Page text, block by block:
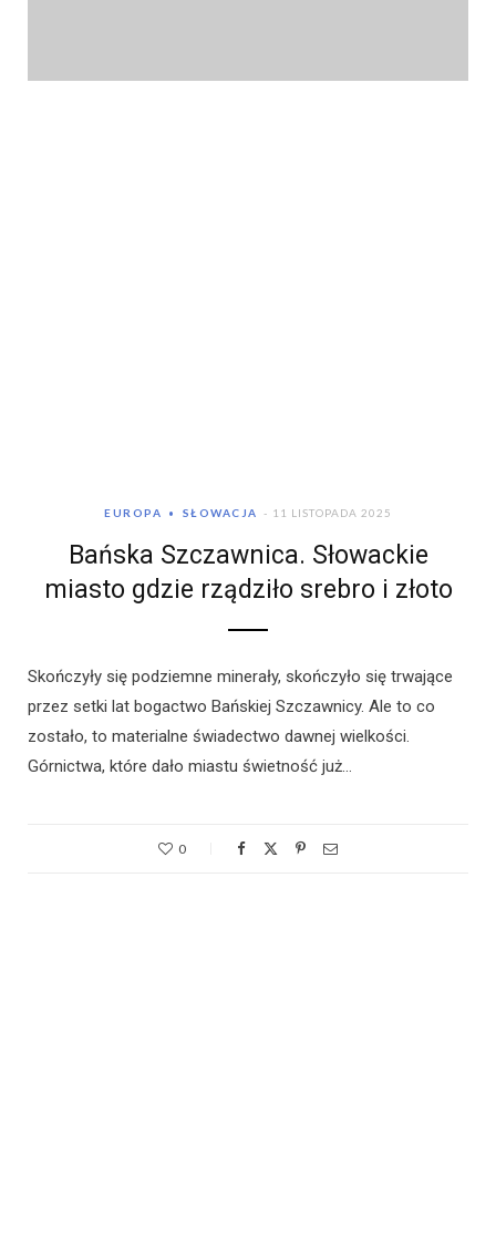
EUROPA SŁOWACJA 11 LISTOPADA 2025
Bańska Szczawnica. Słowackie
miasto gdzie rządziło srebro i złoto
Skończyły się podziemne minerały, skończyło się trwające
przez setki lat bogactwo Bańskiej Szczawnicy. Ale to co
zostało, to materialne świadectwo dawnej wielkości.
Górnictwa, które dało miastu świetność już…
0